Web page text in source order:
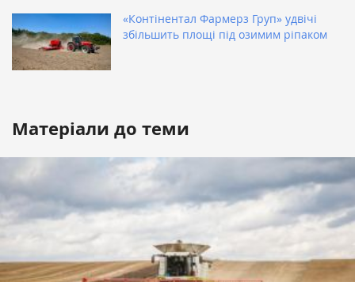
«Контінентал Фармерз Груп» удвічі
збільшить площі під озимим ріпаком
Матеріали до теми